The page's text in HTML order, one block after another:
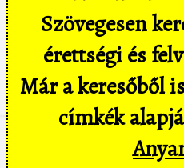
Szövegesen
érettségi és
Már a keresőből
címkék